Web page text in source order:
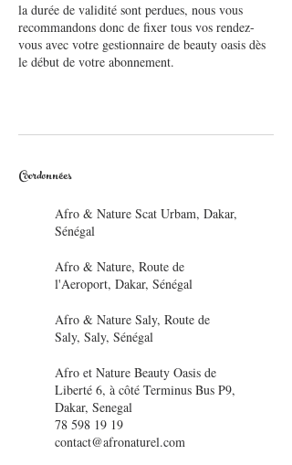
la durée de validité sont perdues, nous vous
recommandons donc de fixer tous vos rendez-
vous avec votre gestionnaire de beauty oasis dès
le début de votre abonnement.
Coordonnées
Afro & Nature Scat Urbam, Dakar,
Sénégal
Afro & Nature, Route de
l'Aeroport, Dakar, Sénégal
Afro & Nature Saly, Route de
Saly, Saly, Sénégal
Afro et Nature Beauty Oasis de
Liberté 6, à côté Terminus Bus P9,
Dakar, Senegal
78 598 19 19
contact@afronaturel.com